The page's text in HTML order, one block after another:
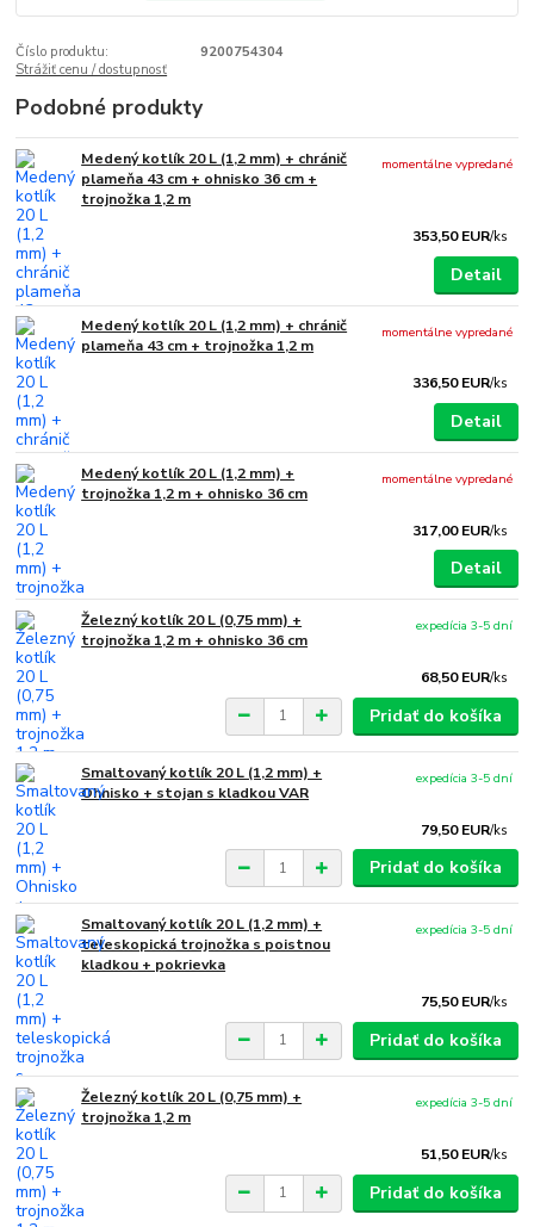
Číslo produktu:
9200754304
Strážiť cenu / dostupnosť
Podobné produkty
Medený kotlík 20 L (1,2 mm) + chránič
plameňa 43 cm + ohnisko 36 cm +
trojnožka 1,2 m
353,50 EUR/ks
momentálne vypredané
Detail
Medený kotlík 20 L (1,2 mm) + chránič
plameňa 43 cm + trojnožka 1,2 m
336,50 EUR/ks
momentálne vypredané
Detail
Medený kotlík 20 L (1,2 mm) +
trojnožka 1,2 m + ohnisko 36 cm
317,00 EUR/ks
momentálne vypredané
Detail
Železný kotlík 20 L (0,75 mm) +
trojnožka 1,2 m + ohnisko 36 cm
68,50 EUR/ks
expedícia 3-5 dní
Pridať do košíka
Smaltovaný kotlík 20 L (1,2 mm) +
Ohnisko + stojan s kladkou VAR
79,50 EUR/ks
expedícia 3-5 dní
Pridať do košíka
Smaltovaný kotlík 20 L (1,2 mm) +
teleskopická trojnožka s poistnou
kladkou + pokrievka
75,50 EUR/ks
expedícia 3-5 dní
Pridať do košíka
Železný kotlík 20 L (0,75 mm) +
trojnožka 1,2 m
51,50 EUR/ks
expedícia 3-5 dní
Pridať do košíka